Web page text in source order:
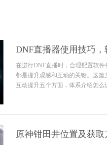
DNF直播器使用技巧
在进行DNF直播时，合理配置软
都是提升观感和互动的关键。这
互动提升五个方面，体系介绍怎么
原神钳田井位置及获